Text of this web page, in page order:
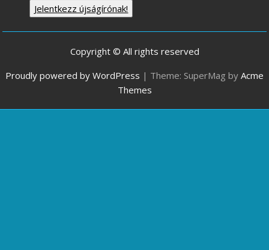
Jelentkezz újságírónak!
Copyright © All rights reserved
Proudly powered by WordPress | Theme: SuperMag by Acme
Themes